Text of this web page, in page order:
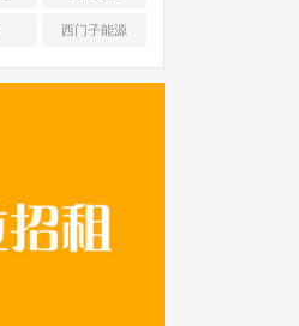
西门子能源